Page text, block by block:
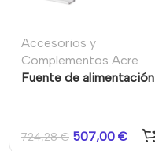
Accesorios y
Complementos Acre
Fuente de alimentación
724,28€ 507,00 €